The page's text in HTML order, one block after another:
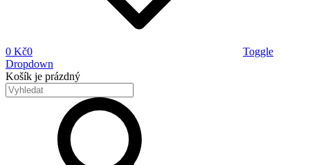
0 Kč0
Toggle
Dropdown
Košík je prázdný